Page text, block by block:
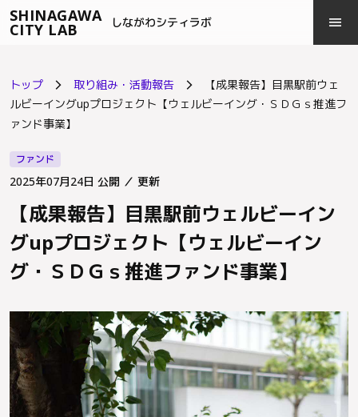
SHINAGAWA
CITY LAB しながわシティラボ menu
close
トップ arrow_forward_ios 取り組み・活動報告 arrow_forward_ios
【成果報告】目黒駅前ウェ
ルビーイングupプロジェクト【ウェルビーイング・ＳＤＧｓ推進フ
ァンド事業】
ファンド
2025年07月24日 公開 ／ 更新
【成果報告】目黒駅前ウェルビーイン
グupプロジェクト【ウェルビーイン
グ・ＳＤＧｓ推進ファンド事業】